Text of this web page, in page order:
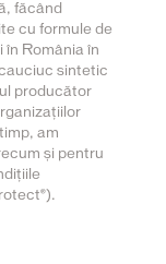
făcând
cu formule de
România în
sintetic
producător
am
și pentru
®).